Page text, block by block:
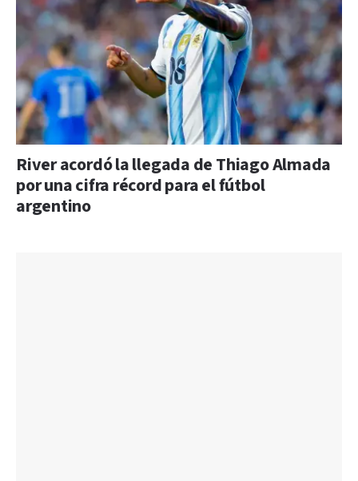
River acordó la llegada de Thiago Almada
por una cifra récord para el fútbol
argentino